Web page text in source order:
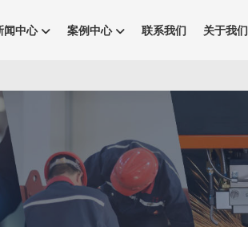
闻中心 案例中心 联系我们 关于我们